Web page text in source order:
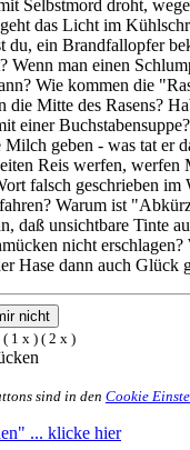
Selbstmord droht,
das Licht im
du, ein Brandfallopfer
Wenn man einen
Wie kommen die
die Mitte des Rasens?
einer
geben - was tat er
Reis werfen, werfen
falsch geschrieben im
Warum ist
daß unsichtbare Tinte
nicht erschlagen?
Hase dann auch Glück
nicht
( 1 x ) ( 2 x )
sind in den Cookie
... klicke hier